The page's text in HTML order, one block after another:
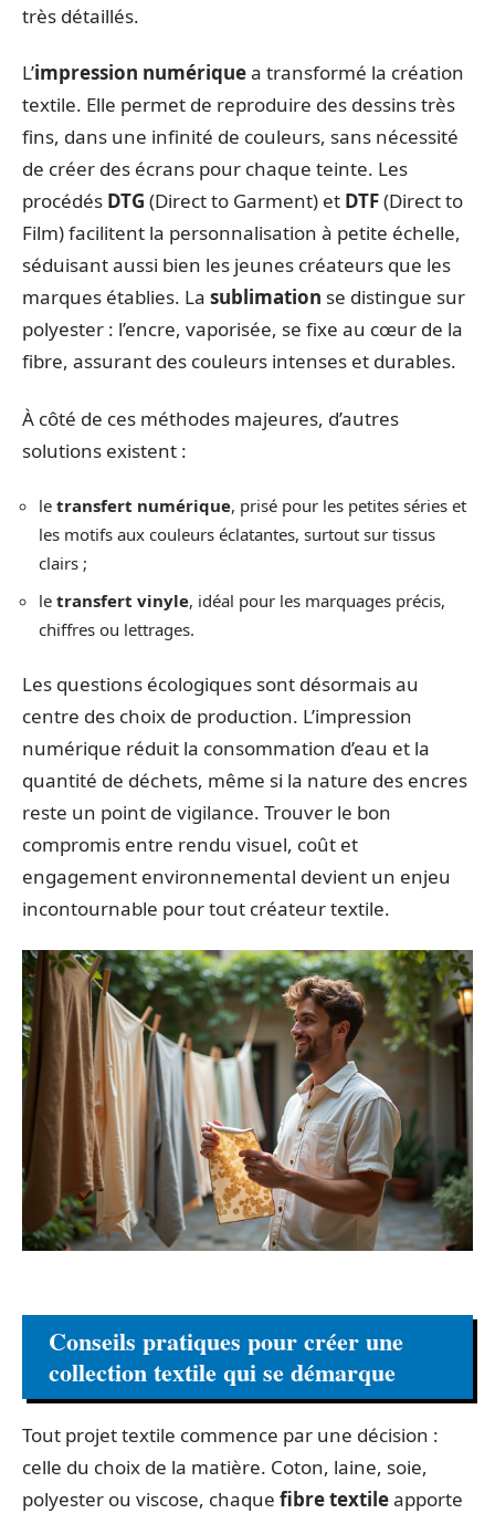
très détaillés.
L’impression numériquea transformé la création
textile. Elle permet de reproduire des dessins très
fins, dans une infinité de couleurs, sans nécessité
de créer des écrans pour chaque teinte. Les
procédés DTG (Direct to Garment) et DTF(Direct to
Film) facilitent la personnalisation à petite échelle,
séduisant aussi bien les jeunes créateurs que les
marques établies. La sublimation se distingue sur
polyester : l’encre, vaporisée, se fixe au cœur de la
fibre, assurant des couleurs intenses et durables.
À côté de ces méthodes majeures, d’autres
solutions existent :
le transfert numérique, prisé pour les petites séries et
les motifs aux couleurs éclatantes, surtout sur tissus
clairs ;
le transfert vinyle, idéal pour les marquages précis,
chiffres ou lettrages.
Les questions écologiques sont désormais au
centre des choix de production. L’impression
numérique réduit la consommation d’eau et la
quantité de déchets, même si la nature des encres
reste un point de vigilance. Trouver le bon
compromis entre rendu visuel, coût et
engagement environnemental devient un enjeu
incontournable pour tout créateur textile.
Conseils pratiques pour créer une
collection textile qui se démarque
Tout projet textile commence par une décision :
celle du choix de la matière. Coton, laine, soie,
polyester ou viscose, chaque fibre textileapporte